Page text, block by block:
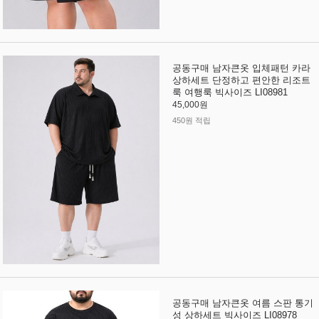
공동구매 남자큰옷 입체패턴 카라
상하세트 단정하고 편안한 리조트
룩 여행룩 빅사이즈 LI08981
45,000원
450원 적립
공동구매 남자큰옷 여름 스판 통기
성 상하세트 빅사이즈 LI08978